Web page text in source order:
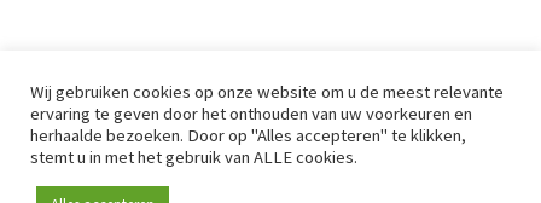
Wij gebruiken cookies op onze website om u de meest relevante
ervaring te geven door het onthouden van uw voorkeuren en
herhaalde bezoeken. Door op "Alles accepteren" te klikken,
stemt u in met het gebruik van ALLE cookies.